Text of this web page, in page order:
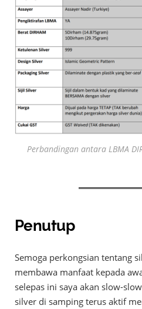
Perbandingan antara LBMA
Penutup
Semoga perkongsian tentang
membawa manfaat kepada
selepas ini saya akan slow-
silver di samping terus aktif